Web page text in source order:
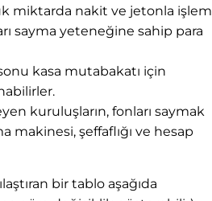
miktarda nakit ve jetonla işlem
sayma yeteneğine sahip para
kasa mutabakatı için
kuruluşların, fonları saymak
makinesi, şeffaflığı ve hesap
bir tablo aşağıda